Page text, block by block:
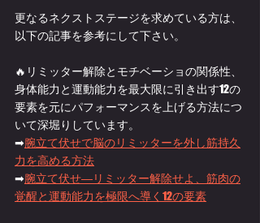
更なるネクストステージを求めている方は、
以下の記事を参考にして下さい。
🔥リミッター解除とモチベーショの関係性、
身体能力と運動能力を最大限に引き出す12の
要素を元にパフォーマンスを上げる方法につ
いて深堀りしています。
➡腕立て伏せで脳のリミッターを外し筋持久
力を高める方法
➡腕立て伏せ―リミッター解除せよ、筋肉の
覚醒と運動能力を極限へ導く12の要素